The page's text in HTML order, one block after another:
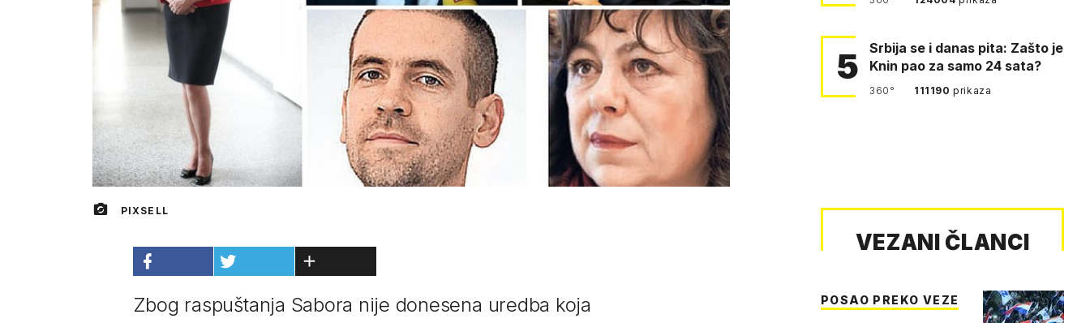
PIXSELL
Zbog raspuštanja Sabora nije donesena uredba koja
5
Srbija se i danas pita: Zašto je
Knin pao za samo 24 sata?
360° 111190prikaza
VEZANI ČLANCI
POSAO PREKO VEZE